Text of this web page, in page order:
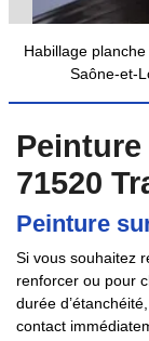
Habillage planche
Saône-et-
71520
Peinture
Si vous souhaitez
renforcer ou pour
durée
contact